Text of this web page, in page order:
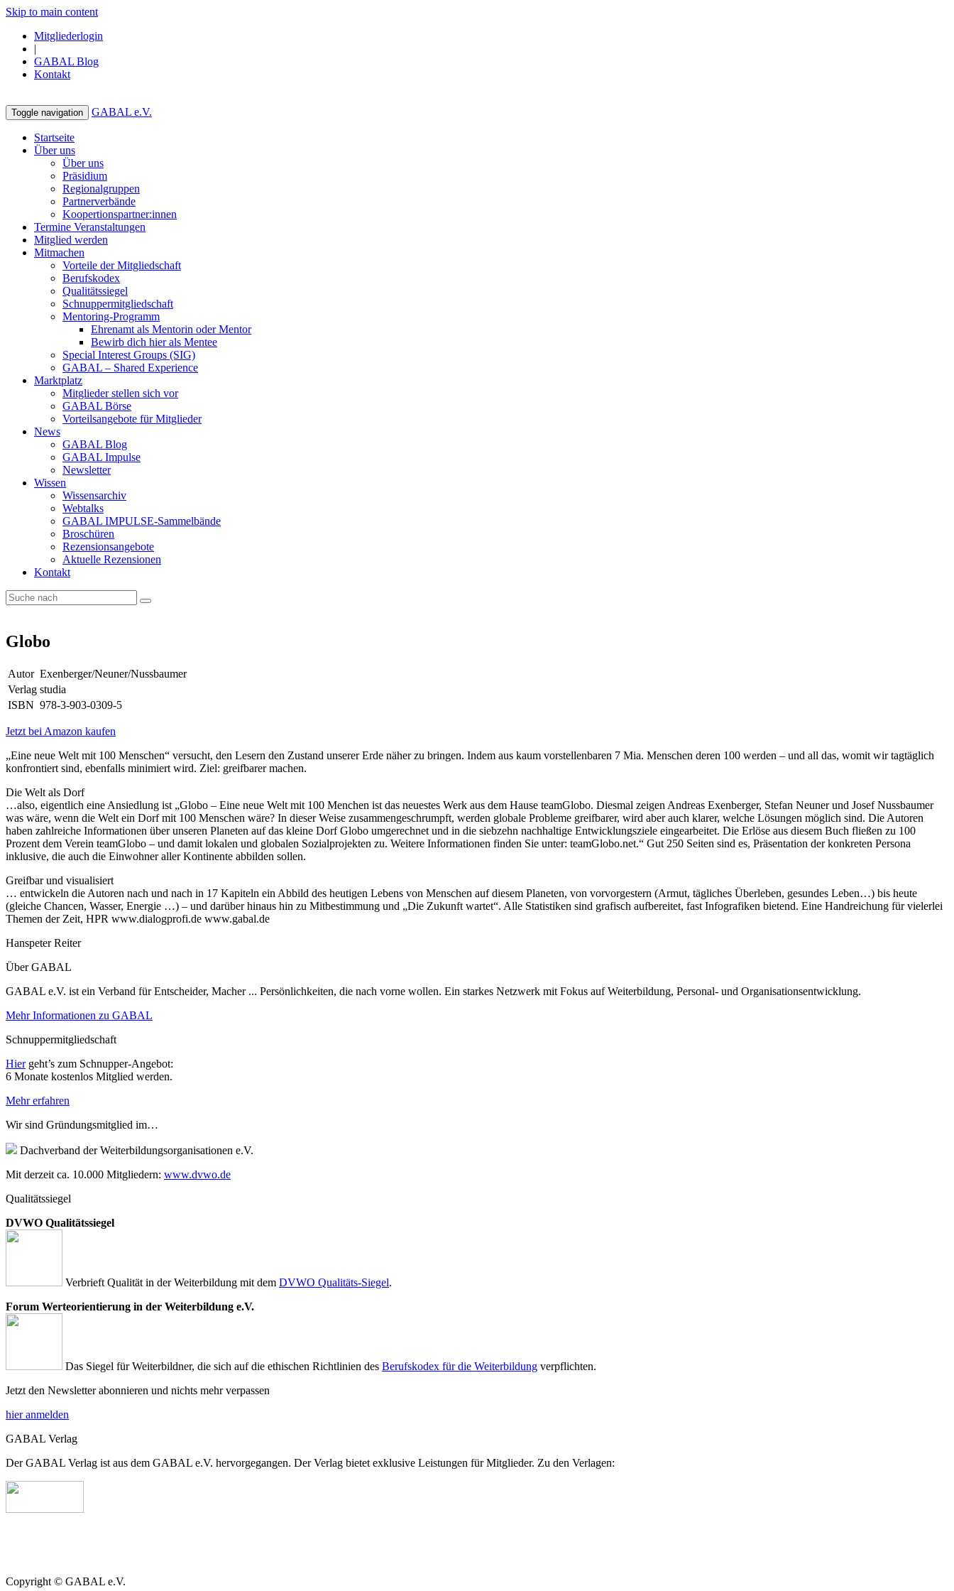
Skip to main content
Mitgliederlogin
|
GABAL Blog
Kontakt
Toggle navigation GABAL e.V.
Startseite
Über uns
Über uns
Präsidium
Regionalgruppen
Partnerverbände
Koopertionspartner:innen
Termine Veranstaltungen
Mitglied werden
Mitmachen
Vorteile der Mitgliedschaft
Berufskodex
Qualitätssiegel
Schnuppermitgliedschaft
Mentoring-Programm
Ehrenamt als Mentorin oder Mentor
Bewirb dich hier als Mentee
Special Interest Groups (SIG)
GABAL – Shared Experience
Marktplatz
Mitglieder stellen sich vor
GABAL Börse
Vorteilsangebote für Mitglieder
News
GABAL Blog
GABAL Impulse
Newsletter
Wissen
Wissensarchiv
Webtalks
GABAL IMPULSE-Sammelbände
Broschüren
Rezensionsangebote
Aktuelle Rezensionen
Kontakt
Globo
Autor Exenberger/Neuner/Nussbaumer
Verlag studia
ISBN 978-3-903-0309-5
Jetzt bei Amazon kaufen
„Eine neue Welt mit 100 Menschen“ versucht, den Lesern den Zustand unserer Erde näher zu bringen. Indem aus kaum vorstellenbaren 7 Mia. Menschen deren 100 werden – und all das, womit wir tagtäglich
konfrontiert sind, ebenfalls minimiert wird. Ziel: greifbarer machen.
Die Welt als Dorf
…also, eigentlich eine Ansiedlung ist „Globo – Eine neue Welt mit 100 Menchen ist das neuestes Werk aus dem Hause teamGlobo. Diesmal zeigen Andreas Exenberger, Stefan Neuner und Josef Nussbaumer
was wäre, wenn die Welt ein Dorf mit 100 Menschen wäre? In dieser Weise zusammengeschrumpft, werden globale Probleme greifbarer, wird aber auch klarer, welche Lösungen möglich sind. Die Autoren
haben zahlreiche Informationen über unseren Planeten auf das kleine Dorf Globo umgerechnet und in die siebzehn nachhaltige Entwicklungsziele eingearbeitet. Die Erlöse aus diesem Buch fließen zu 100
Prozent dem Verein teamGlobo – und damit lokalen und globalen Sozialprojekten zu. Weitere Informationen finden Sie unter: teamGlobo.net.“ Gut 250 Seiten sind es, Präsentation der konkreten Persona
inklusive, die auch die Einwohner aller Kontinente abbilden sollen.
Greifbar und visualisiert
… entwickeln die Autoren nach und nach in 17 Kapiteln ein Abbild des heutigen Lebens von Menschen auf diesem Planeten, von vorvorgestern (Armut, tägliches Überleben, gesundes Leben…) bis heute
(gleiche Chancen, Wasser, Energie …) – und darüber hinaus hin zu Mitbestimmung und „Die Zukunft wartet“. Alle Statistiken sind grafisch aufbereitet, fast Infografiken bietend. Eine Handreichung für vielerlei
Themen der Zeit, HPR www.dialogprofi.de www.gabal.de
Hanspeter Reiter
Über GABAL
GABAL e.V. ist ein Verband für Entscheider, Macher ... Persönlichkeiten, die nach vorne wollen. Ein starkes Netzwerk mit Fokus auf Weiterbildung, Personal- und Organisationsentwicklung.
Mehr Informationen zu GABAL
Schnuppermitgliedschaft
Hiergeht’s zum Schnupper-Angebot:
6 Monate kostenlos Mitglied werden.
Mehr erfahren
Wir sind Gründungsmitglied im…
Dachverband der Weiterbildungsorganisationen e.V.
Mit derzeit ca. 10.000 Mitgliedern: www.dvwo.de
Qualitätssiegel
DVWO Qualitätssiegel
Verbrieft Qualität in der Weiterbildung mit dem DVWO Qualitäts-Siegel.
Forum Werteorientierung in der Weiterbildung e.V.
Das Siegel für Weiterbildner, die sich auf die ethischen Richtlinien des Berufskodex für die Weiterbildung verpflichten.
Jetzt den Newsletter abonnieren und nichts mehr verpassen
hier anmelden
GABAL Verlag
Der GABAL Verlag ist aus dem GABAL e.V. hervorgegangen. Der Verlag bietet exklusive Leistungen für Mitglieder. Zu den Verlagen:
Copyright © GABAL e.V.